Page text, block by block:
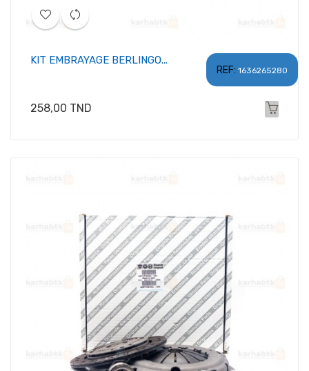
REF: 1636265280
KIT EMBRAYAGE BERLINGO...
Prix
258,00 TND